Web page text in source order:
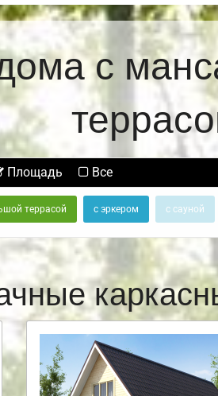
с
Площадь Все
террасой с эркером с сауной